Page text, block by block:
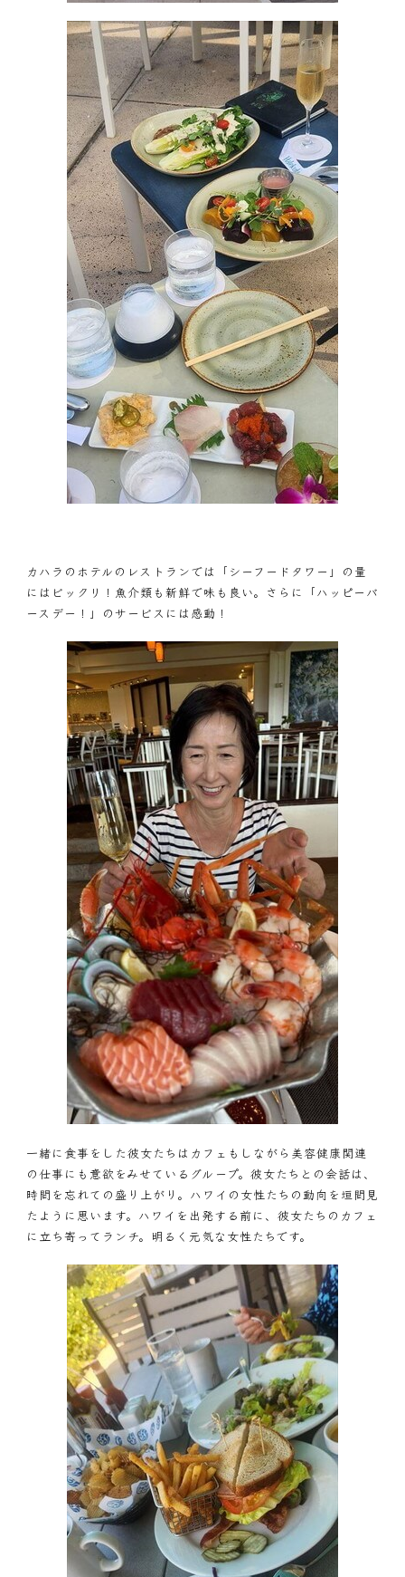
カハラのホテルのレストランでは「シーフードタワー」の量
にはビックリ！魚介類も新鮮で味も良い。さらに「ハッピーバ
ースデー！」のサービスには感動！
一緒に食事をした彼女たちはカフェもしながら美容健康関連
の仕事にも意欲をみせているグループ。彼女たちとの会話は、
時間を忘れての盛り上がり。ハワイの女性たちの動向を垣間見
たように思います。ハワイを出発する前に、彼女たちのカフェ
に立ち寄ってランチ。明るく元気な女性たちです。